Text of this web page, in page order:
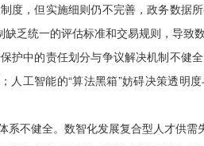
度，但实施细则仍不完善，政务数据
乏统一的评估标准和交易规则，导致
护中的责任划分与争议解决机制不健
人工智能的“算法黑箱”妨碍决策透明
不健全。数智化发展复合型人才供需